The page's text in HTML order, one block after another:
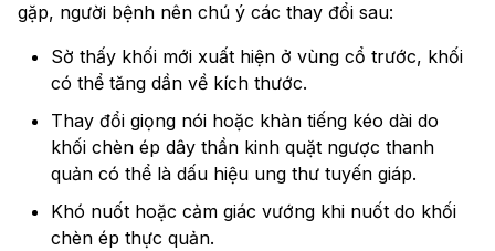
gặp, người bệnh nên chú ý các thay đổi sau:
Sờ thấy khối mới xuất hiện ở vùng cổ trước, khối
có thể tăng dần về kích thước.
Thay đổi giọng nói hoặc khàn tiếng kéo dài do
khối chèn ép dây thần kinh quặt ngược thanh
quản có thể là dấu hiệu ung thư tuyến giáp.
Khó nuốt hoặc cảm giác vướng khi nuốt do khối
chèn ép thực quản.